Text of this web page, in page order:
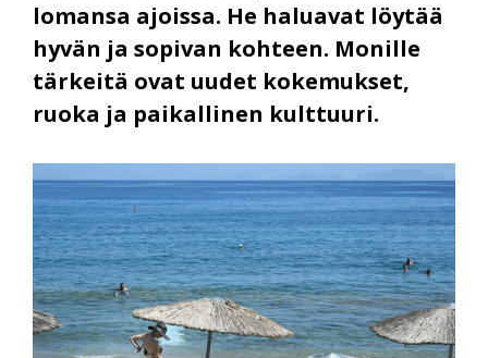
lomansa ajoissa. He haluavat löytää
hyvän ja sopivan kohteen. Monille
tärkeitä ovat uudet kokemukset,
ruoka ja paikallinen kulttuuri.